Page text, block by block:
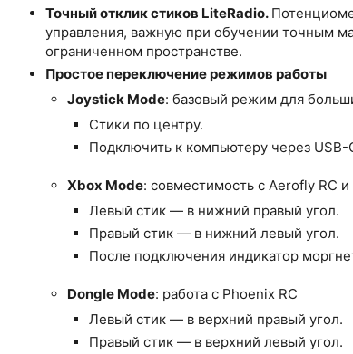
Точный отклик стиков LiteRadio.
управления, важную при обучении точным
ограниченном пространстве.
Простое переключение режимов работы
Joystick Mode: базовый режим для
Стики по центру.
Подключить к компьютеру через USB-
Xbox Mode: совместимость с Aerofly RC
Левый стик — в нижний правый угол.
Правый стик — в нижний левый угол.
После подключения индикатор
Dongle Mode: работа с Phoenix RC
Левый стик — в верхний правый угол.
Правый стик — в верхний левый угол.